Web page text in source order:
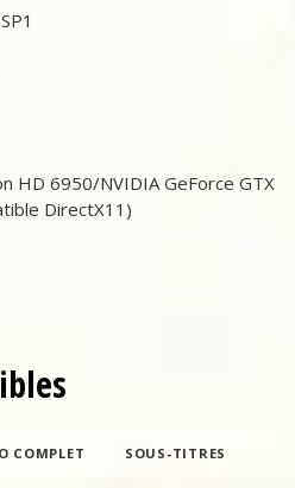
HD 6950/NVIDIA GeForce GTX
DirectX11)
COMPLET SOUS-TITRES